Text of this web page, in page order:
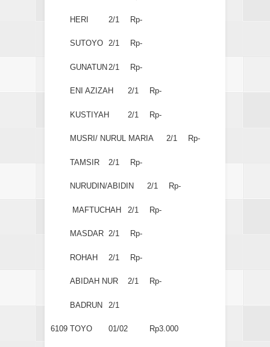
HERI 2/1 Rp-
SUTOYO 2/1 Rp-
GUNATUN 2/1 Rp-
ENI AZIZAH 2/1 Rp-
KUSTIYAH 2/1 Rp-
MUSRI/ NURUL MARIA 2/1 Rp-
TAMSIR 2/1 Rp-
NURUDIN/ABIDIN 2/1 Rp-
MAFTUCHAH 2/1 Rp-
MASDAR 2/1 Rp-
ROHAH 2/1 Rp-
ABIDAH NUR 2/1 Rp-
BADRUN 2/1
6109 TOYO 01/02 Rp3.000